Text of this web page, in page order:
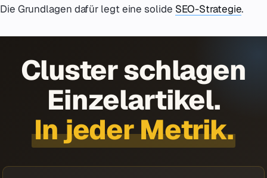
Die Grundlagen dafür legt eine solide SEO-Strategie.
Cluster schlagen
Einzelartikel.
In jeder Metrik.